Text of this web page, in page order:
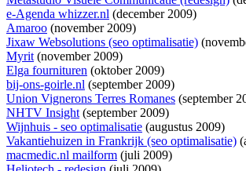
e-Agenda whizzer.nl (december 2009)
Amaroo (november 2009)
Jixaw Websolutions (seo optimalisatie)
Myrit(november 2009)
Elga fournituren (oktober 2009)
bij-ons-goirle.nl (september 2009)
Union Vignerons Terres Romanes (september
NHTV Insight(september 2009)
Wijnhuis - seo optimalisatie (augustus 2009)
Vakantiehuizen in Frankrijk (seo optimalisatie)
macmedic.nl mailform (juli 2009)